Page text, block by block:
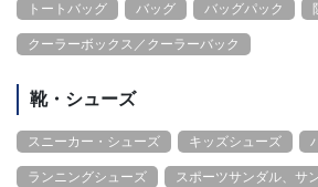
トートバッグ バッグ バッグパック
クーラーボックス／クーラーバック
靴・シューズ
スニーカー・シューズ キッズシューズ
ランニングシューズ スポーツサンダル、サ